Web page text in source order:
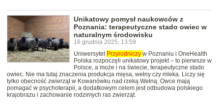
Unikatowy pomysł naukowców z
Poznania: terapeutyczne stado owiec w
naturalnym środowisku
16 grudnia 2025, 13:59
Uniwersytet Przyrodniczy w Poznaniu i OneHealth
Polska rozpoczęli unikatowy projekt – to pierwsze w
Polsce, a może i na świecie, terapeutyczne stado
owiec. Nie ma tutaj znaczenia produkcja mięsa, wełny czy mleka. Liczy się
tylko obecność zwierząt w Kowanówku nad rzeką Wełną. Owce mają
pomagać w psychoterapii, a dodatkowym celem jest odbudowa polskiego
krajobrazu i zachowanie rodzimych ras zwierząt.